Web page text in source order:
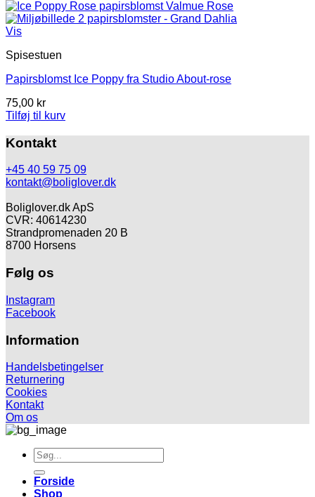
Vis
Spisestuen
Papirsblomst Ice Poppy fra Studio About-rose
75,00 kr
Tilføj til kurv
Kontakt
+45 40 59 75 09
kontakt@boliglover.dk
Boliglover.dk ApS
CVR: 40614230
Strandpromenaden 20 B
8700 Horsens
Følg os
Instagram
Facebook
Information
Handelsbetingelser
Returnering
Cookies
Kontakt
Om os
Søg
efter:
Forside
Shop